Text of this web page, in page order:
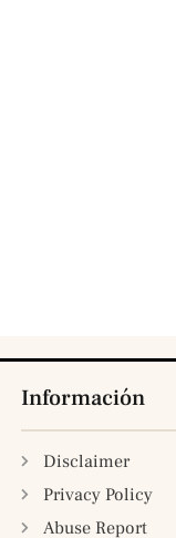
Información
Disclaimer
Privacy Policy
Abuse Report